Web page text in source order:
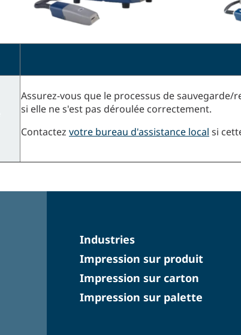
Assurez-vous que le processus de
si elle ne s'est pas déroulée correctement.
Contactez votre bureau d'assistance local si
Industries
Impression sur produit
Impression sur carton
Impression sur palette